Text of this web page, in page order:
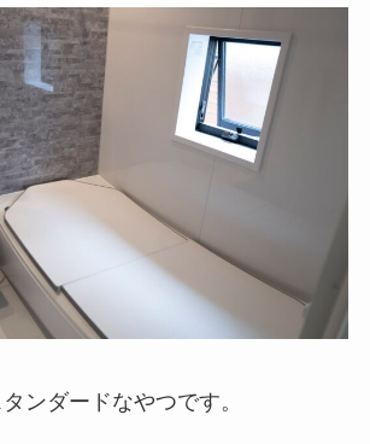
ンダードなやつです。